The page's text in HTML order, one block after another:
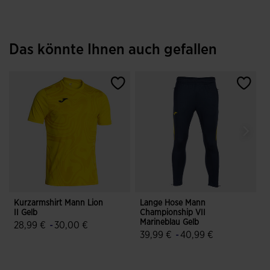
Das könnte Ihnen auch gefallen
Kurzarmshirt Mann Lion
II Gelb
28,99 € - 30,00 €
Lange Hose Mann
Championship VII
Marineblau Gelb
39,99 € - 40,99 €